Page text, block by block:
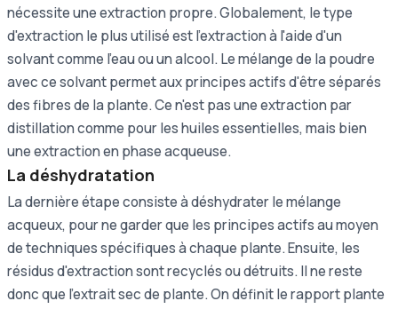
nécessite une extraction propre. Globalement, le type
d'extraction le plus utilisé est l'extraction à l'aide d'un
solvant comme l'eau ou un alcool. Le mélange de la poudre
avec ce solvant permet aux principes actifs d'être séparés
des fibres de la plante. Ce n'est pas une extraction par
distillation comme pour les huiles essentielles, mais bien
une extraction en phase acqueuse.
La déshydratation
La dernière étape consiste à déshydrater le mélange
acqueux, pour ne garder que les principes actifs au moyen
de techniques spécifiques à chaque plante. Ensuite, les
résidus d'extraction sont recyclés ou détruits. Il ne reste
donc que l'extrait sec de plante. On définit le rapport plante